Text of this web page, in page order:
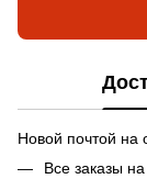
Новой почтой на
Все заказы